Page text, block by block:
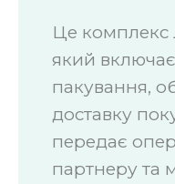
Це комплекс
який включає
пакування,
доставку
передає
партнеру та